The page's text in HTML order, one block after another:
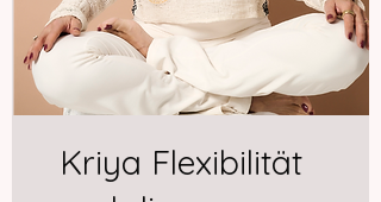
Kriya Flexibilität